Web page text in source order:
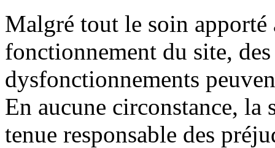
Malgré tout le soin apporté
fonctionnement du site,
dysfonctionnements
En aucune circonstance, la
tenue responsable des